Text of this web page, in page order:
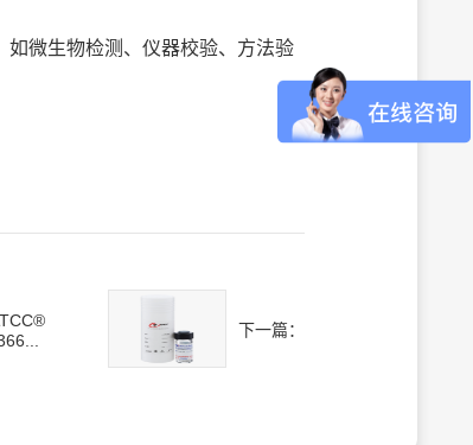
微生物检测、仪器校验、方法验
下一篇：